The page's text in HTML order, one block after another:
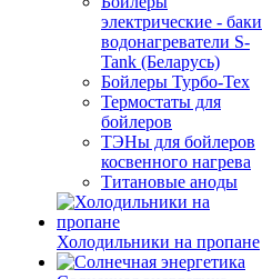
электрические - баки
водонагреватели S-
Tank (Беларусь)
Бойлеры Турбо-Тех
Термостаты для
бойлеров
ТЭНы для бойлеров
косвенного нагрева
Титановые аноды
Холодильники на пропане